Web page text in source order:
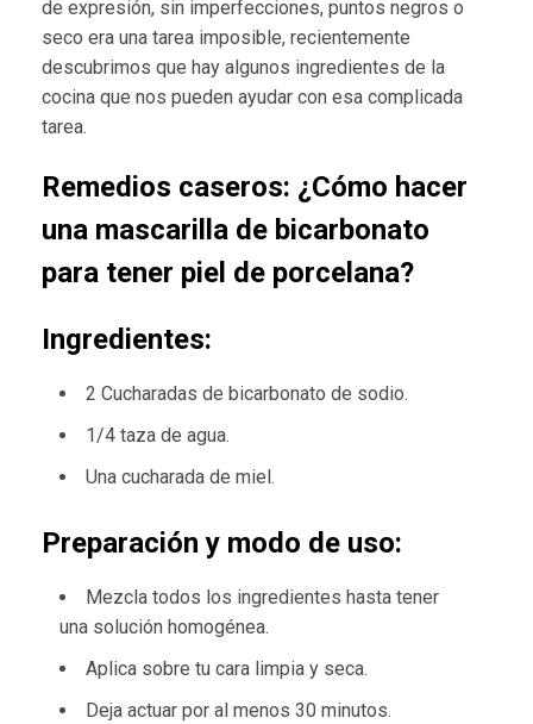
de expresión, sin imperfecciones, puntos negros o
seco era una tarea imposible, recientemente
descubrimos que hay algunos ingredientes de la
cocina que nos pueden ayudar con esa complicada
tarea.
Remedios caseros: ¿Cómo hacer
una mascarilla de bicarbonato
para tener piel de porcelana?
Ingredientes:
2 Cucharadas de bicarbonato de sodio.
1/4 taza de agua.
Una cucharada de miel.
Preparación y modo de uso:
Mezcla todos los ingredientes hasta tener
una solución homogénea.
Aplica sobre tu cara limpia y seca.
Deja actuar por al menos 30 minutos.